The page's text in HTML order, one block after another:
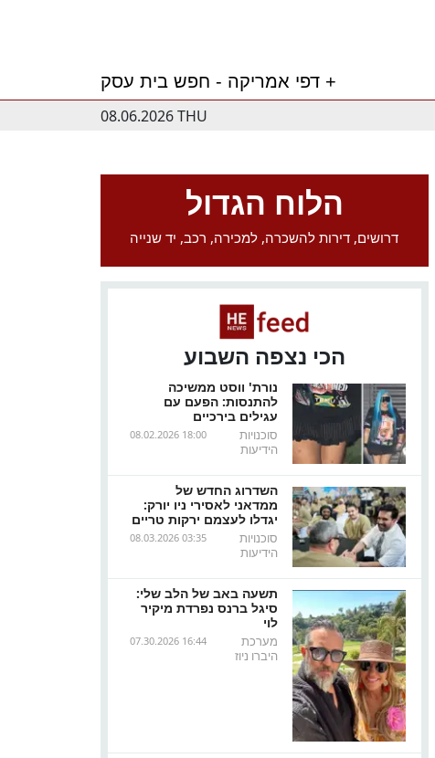
דפי אמריקה - חפש בית עסק +
08.06.2026 THU
הלוח הגדול
דרושים, דירות להשכרה, למכירה, רכב, יד שנייה
הכי נצפה השבוע
נורת' ווסט ממשיכה
להתנסות: הפעם עם
עגילים בירכיים
08.02.2026 18:00
סוכנויות
הידיעות
השדרוג החדש של
ממדאני לאסירי ניו יורק:
יגדלו לעצמם ירקות טריים
08.03.2026 03:35
סוכנויות
הידיעות
תשעה באב של הלב שלי:
סיגל ברנס נפרדת מיקיר
לוי
07.30.2026 16:44
מערכת
היברו ניוז